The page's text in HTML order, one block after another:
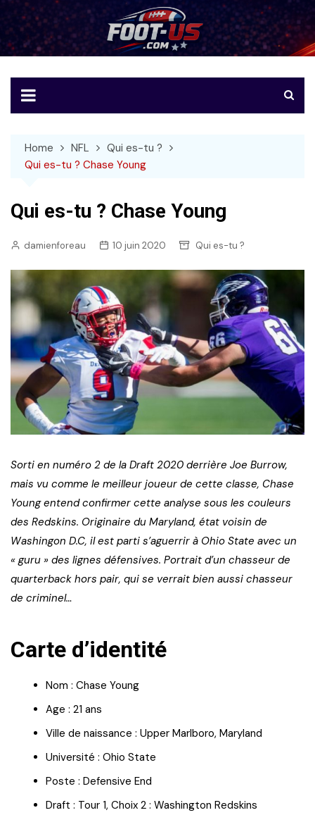
to
content
Foot-US
Le football américain en français
Home NFL
Qui es-tu ?
Qui es-tu ? Chase Young
Qui es-tu ? Chase Young
damienforeau 10 juin 2020 Qui es-tu ?
Sorti en numéro 2 de la Draft 2020 derrière Joe Burrow,
mais vu comme le meilleur joueur de cette classe, Chase
Young entend confirmer cette analyse sous les couleurs
des Redskins. Originaire du Maryland, état voisin de
Washingon D.C, il est parti s’aguerrir à Ohio State avec un
« guru » des lignes défensives. Portrait d’un chasseur de
quarterback hors pair, qui se verrait bien aussi chasseur
de criminel…
Carte d’identité
Nom : Chase Young
Age : 21 ans
Ville de naissance : Upper Marlboro, Maryland
Université : Ohio State
Poste : Defensive End
Draft : Tour 1, Choix 2 : Washington Redskins